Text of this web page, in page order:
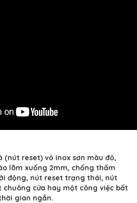
(nút reset) vỏ inox sơn màu đỏ,
lõm xuống 2mm, chống thấm
động, nút reset trạng thái, nút
chuông cửa hay một công việc bất
gian ngắn.